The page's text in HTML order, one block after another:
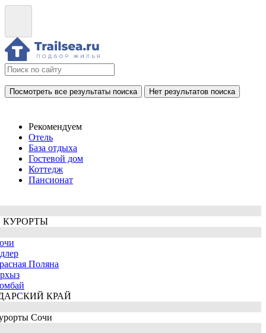
Посмотреть все результаты поиска Нет результатов поиска
Рекомендуем
Отель
База отдыха
Гостевой дом
Коттедж
Пансионат
КУРОРТЫ
Поляна
КРАЙ
Сочи